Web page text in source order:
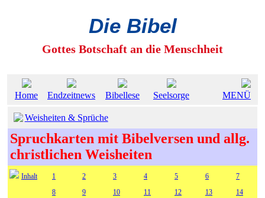
Die Bibel
Gottes Botschaft an die Menschheit
Home Endzeitnews Bibellese Seelsorge MENÜ
Weisheiten & Sprüche
Spruchkarten mit Bibelversen und allg.
christlichen Weisheiten
Inhalt 1 2 3 4 5 6
7
8
9 10 11 12 13
14